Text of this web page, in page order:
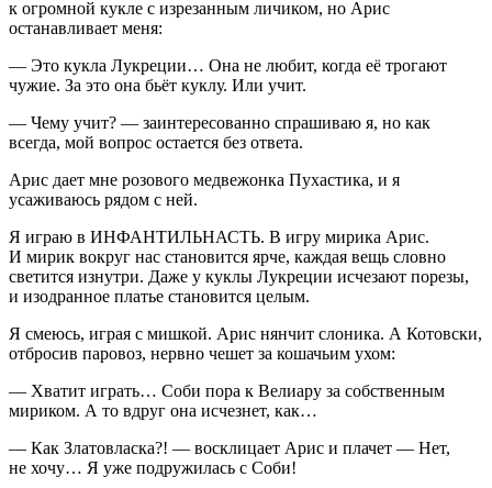
к огромной кукле с изрезанным личиком, но Арис
останавливает меня:
— Это кукла Лукреции… Она не любит, когда её трогают
чужие. За это она бьёт куклу. Или учит.
— Чему учит? — заинтересованно спрашиваю я, но как
всегда, мой вопрос остается без ответа.
Арис дает мне розового медвежонка Пухастика, и я
усаживаюсь рядом с ней.
Я играю в ИНФАНТИЛЬНАСТЬ. В игру мирика Арис.
И мирик вокруг нас становится ярче, каждая вещь словно
светится изнутри. Даже у куклы Лукреции исчезают порезы,
и изодранное платье становится целым.
Я смеюсь, играя с мишкой. Арис нянчит слоника. А Котовски,
отбросив паровоз, нервно чешет за кошачьим ухом:
— Хватит играть… Соби пора к Велиару за собственным
мириком. А то вдруг она исчезнет, как…
— Как Златовласка?! — восклицает Арис и плачет — Нет,
не хочу… Я уже подружилась с Соби!